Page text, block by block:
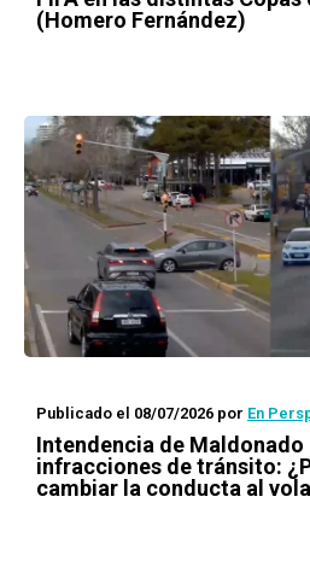
(Homero Fernández)
Publicado el 08/07/2026 por En
Intendencia de
infracciones de tránsito:
cambiar la conducta al